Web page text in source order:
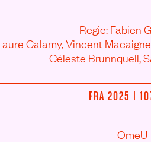
Regie: Fabien
Calamy,Vincent
Céleste Brunnquell,
FRA 2025 |
OmeU